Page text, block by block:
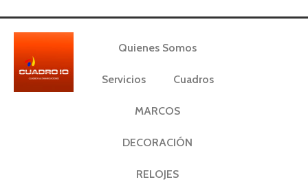
Quienes Somos
Servicios Cuadros
MARCOS
DECORACIÓN
RELOJES